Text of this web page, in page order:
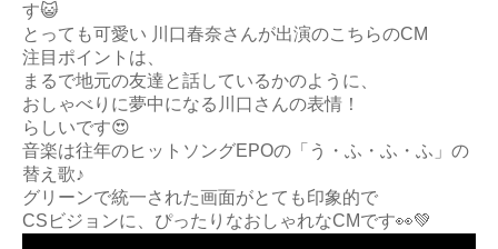
す😺
とっても可愛い 川口春奈さんが出演のこちらのCM
注目ポイントは、
まるで地元の友達と話しているかのように、
おしゃべりに夢中になる川口さんの表情！
らしいです😍
音楽は往年のヒットソングEPOの「う・ふ・ふ・ふ」の
替え歌♪
グリーンで統一された画面がとても印象的で
CSビジョンに、ぴったりなおしゃれなCMです👀💚